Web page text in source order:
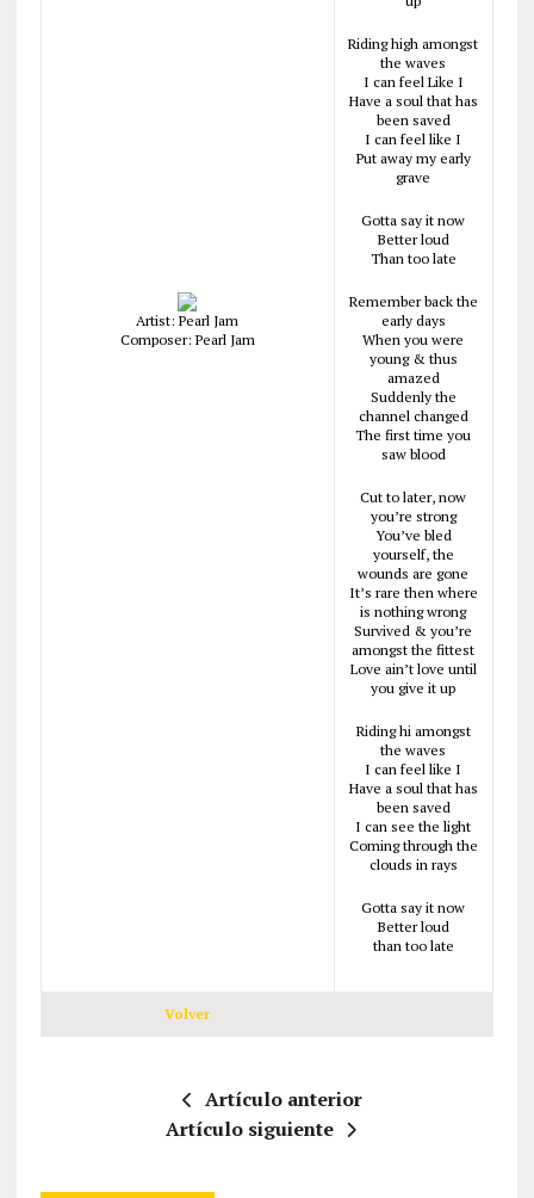
Artist: Pearl Jam
Composer: Pearl Jam
Riding high amongst
the waves
I can feel Like I
Have a soul that has
been saved
I can feel like I
Put away my early
grave
Gotta say it now
Better loud
Than too late
Remember back the
early days
When you were
young & thus
amazed
Suddenly the
channel changed
The first time you
saw blood
Cut to later, now
you’re strong
You’ve bled
yourself, the
wounds are gone
It’s rare then where
is nothing wrong
Survived & you’re
amongst the fittest
Love ain’t love until
you give it up
Riding hi amongst
the waves
I can feel like I
Have a soul that has
been saved
I can see the light
Coming through the
clouds in rays
Gotta say it now
Better loud
than too late
Volver
Artículo anterior
Artículo siguiente